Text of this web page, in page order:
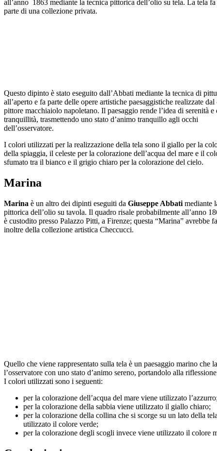
all’anno 1863 mediante la tecnica pittorica dell’olio su tela. La tela
parte di una collezione privata.
Questo dipinto è stato eseguito dall’Abbati mediante la tecnica di
all’aperto e fa parte delle opere artistiche paesaggistiche realizzate dal
pittore macchiaiolo napoletano. Il paesaggio rende l’idea di serenità e
tranquillità, trasmettendo uno stato d’animo tranquillo agli occhi
dell’osservatore.
I colori utilizzati per la realizzazione della tela sono il giallo per la
della spiaggia, il celeste per la colorazione dell’acqua del mare e il
sfumato tra il bianco e il grigio chiaro per la colorazione del cielo.
Marina
Marina è un altro dei dipinti eseguiti da Giuseppe Abbati mediante
pittorica dell’olio su tavola. Il quadro risale probabilmente all’anno
è custodito presso Palazzo Pitti, a Firenze; questa “Marina” avrebbe
inoltre della collezione artistica Checcucci.
Quello che viene rappresentato sulla tela è un paesaggio marino che
l’osservatore con uno stato d’animo sereno, portandolo alla
I colori utilizzati sono i seguenti:
per la colorazione dell’acqua del mare viene utilizzato
per la colorazione della sabbia viene utilizzato il giallo chiaro;
per la colorazione della collina che si scorge su un lato della
utilizzato il colore verde;
per la colorazione degli scogli invece viene utilizzato il colore